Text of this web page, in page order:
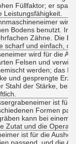
Füllfaktor; er spart
Leistungsfähigkeit.
Bodens benutzt. Im
Zähne. Die
scharf und einfach,
wird für die
Felsen und
werden; das
und gesprengte
Stahl der Stärke,
ist für
Formen
kann bei einem
Zutat und die
ist für die